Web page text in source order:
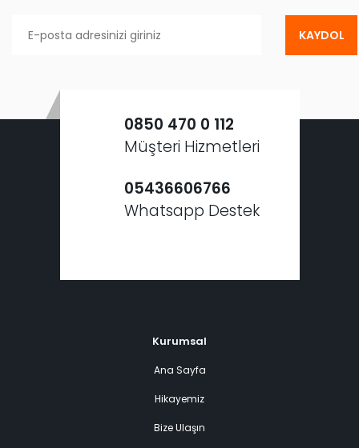
KAYDOL
0850 470 0 112
Müşteri Hizmetleri
05436606766
Whatsapp Destek
Kurumsal
Ana Sayfa
Hikayemiz
Bize Ulaşın